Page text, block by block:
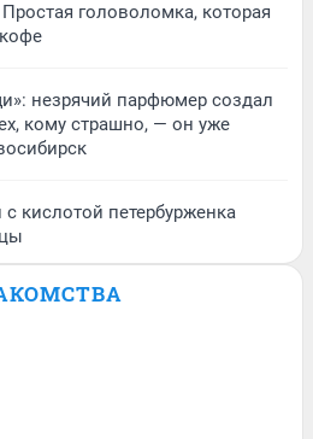
головоломка, которая
незрячий парфюмер создал
кому страшно, — он уже
кислотой петербурженка